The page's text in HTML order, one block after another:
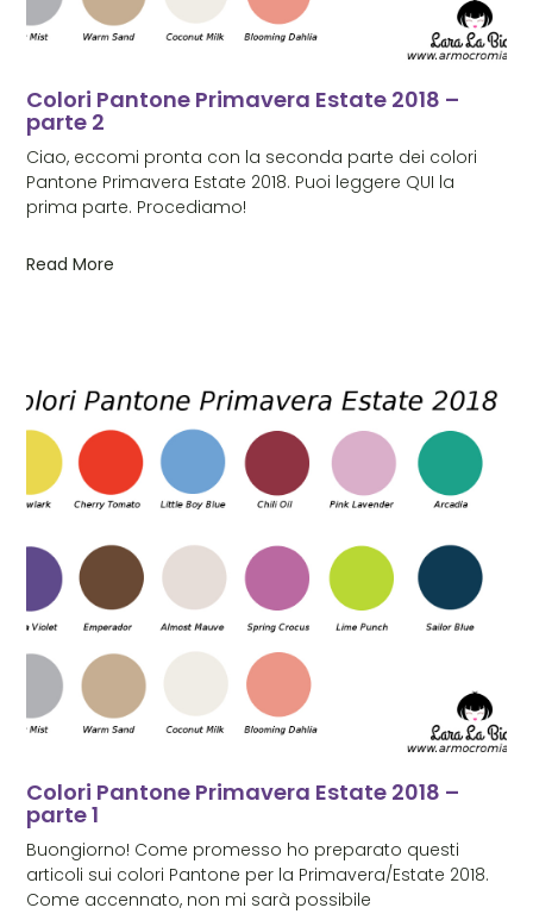
Colori Pantone Primavera Estate 2018 –
parte 2
Ciao, eccomi pronta con la seconda parte dei colori
Pantone Primavera Estate 2018. Puoi leggere QUI la
prima parte. Procediamo!
Read More
Colori Pantone Primavera Estate 2018 –
parte 1
Buongiorno! Come promesso ho preparato questi
articoli sui colori Pantone per la Primavera/Estate 2018.
Come accennato, non mi sarà possibile